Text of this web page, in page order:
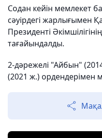
Содан кейін мемлекет
сәуірдегі жарлығымен
Президенті
тағайындалды.
2-дәрежелі "Айбын"
(2021 ж.) ордендерімен